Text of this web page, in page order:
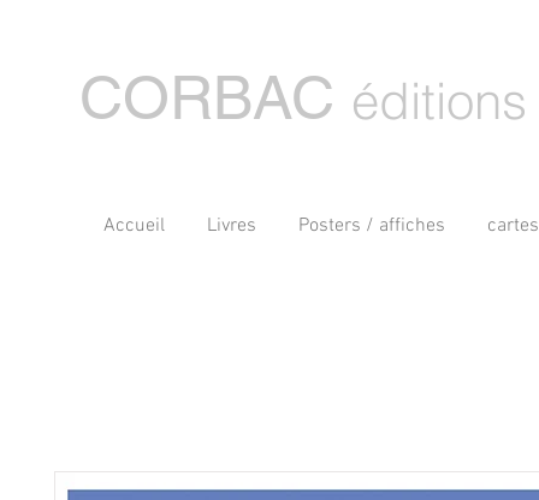
CORBAC éditions
Accueil Livres Posters / affiches